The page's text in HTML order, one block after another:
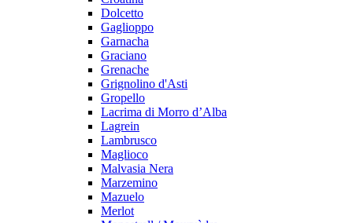
Dolcetto
Gaglioppo
Garnacha
Graciano
Grenache
Grignolino d'Asti
Gropello
Lacrima di Morro d’Alba
Lagrein
Lambrusco
Maglioco
Malvasia Nera
Marzemino
Mazuelo
Merlot